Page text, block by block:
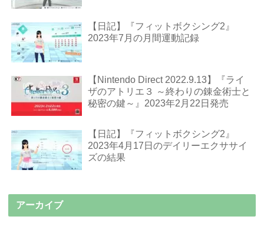
【日記】『フィットボクシング2』
2023年7月の月間運動記録
【Nintendo Direct 2022.9.13】『ライ
ザのアトリエ３ ～終わりの錬金術士と
秘密の鍵～』2023年2月22日発売
【日記】『フィットボクシング2』
2023年4月17日のデイリーエクササイ
ズの結果
アーカイブ